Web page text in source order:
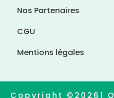
Nos Partenaires
CGU
Mentions légales
Copyright ©2026|